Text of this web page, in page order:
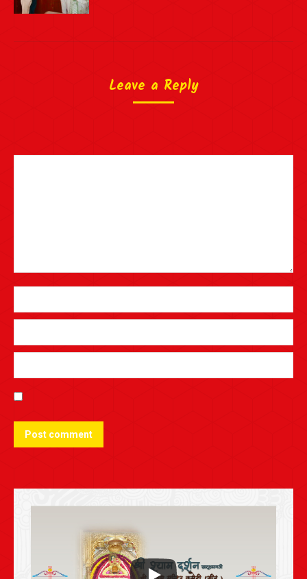
Leave a Reply
Post comment